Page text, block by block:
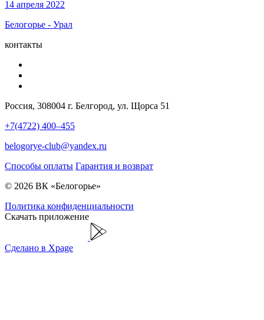
14 апреля 2022
Белогорье - Урал
контакты
Россия, 308004 г. Белгород, ул. Щорса 51
+7(4722) 400–455
belogorye-club@yandex.ru
Способы оплаты Гарантия и возврат
© 2026 ВК «Белогорье»
Политика конфиденциальности
Скачать приложение
Сделано в Xpage